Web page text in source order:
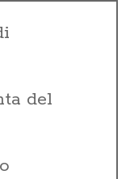
del